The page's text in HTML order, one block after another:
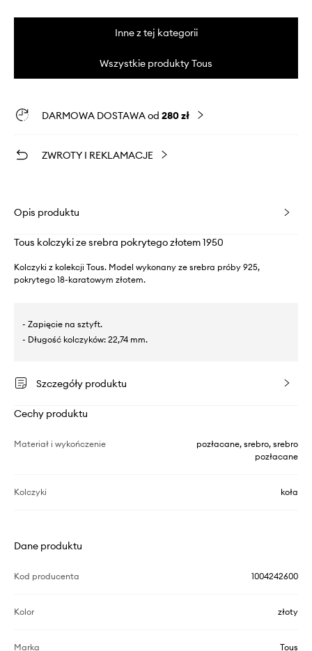
Inne z tej kategorii
Wszystkie produkty Tous
DARMOWA DOSTAWA od 280 zł
ZWROTY I REKLAMACJE
Opis produktu
Tous kolczyki ze srebra pokrytego złotem 1950
Kolczyki z kolekcji Tous. Model wykonany ze srebra próby 925,
pokrytego 18-karatowym złotem.
- Zapięcie na sztyft.
- Długość kolczyków: 22,74 mm.
Szczegóły produktu
Cechy produktu
Materiał i wykończenie
pozłacane, srebro, srebro
pozłacane
Kolczyki koła
Dane produktu
Kod producenta 1004242600
Kolor złoty
Marka Tous